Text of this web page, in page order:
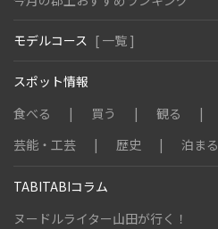
モデルコース [ 一覧 ]
スポット情報
食べる
買う 観る
芸能・工芸
歴史 泊まる
TABITABIコラム
ヌードルライター山田が行く！